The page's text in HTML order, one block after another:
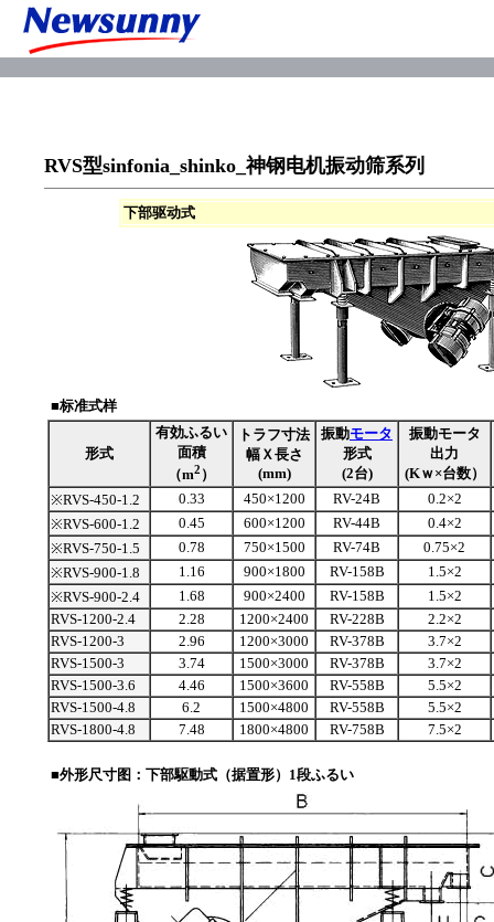
RVS型sinfonia_shinko_神钢电机振动筛系列
下部驱动式
■标准式样
形式
有効ふるい
面積
（m2 ）
トラフ寸法
幅Ｘ長さ
(mm)
振動モータ
形式
(2台)
振動モータ
出力
(Kｗ×台数）
※RVS-450-1.2
0.33 450×1200 RV-24B
0.2×2
※RVS-600-1.2
0.45 600×1200 RV-44B
0.4×2
※RVS-750-1.5
0.78 750×1500 RV-74B
0.75×2
※RVS-900-1.8
1.16 900×1800 RV-158B
1.5×2
※RVS-900-2.4
1.68 900×2400 RV-158B
1.5×2
RVS-1200-2.4
2.28 1200×2400 RV-228B
2.2×2
RVS-1200-3
2.96 1200×3000 RV-378B
3.7×2
RVS-1500-3
3.74 1500×3000 RV-378B
3.7×2
RVS-1500-3.6
4.46 1500×3600 RV-558B
5.5×2
RVS-1500-4.8
6.2 1500×4800 RV-558B
5.5×2
RVS-1800-4.8
7.48 1800×4800 RV-758B 7.5×2
■外形尺寸图：下部駆動式（据置形）1段ふるい